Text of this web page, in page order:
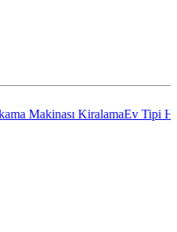
KiralamaEv Tipi Halı